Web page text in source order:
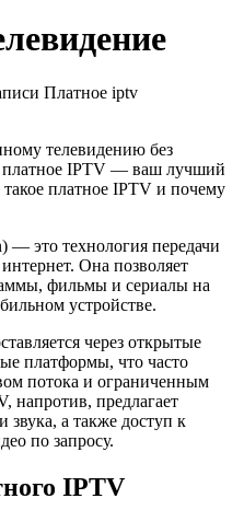
Платное iptv
телевидению без
платное IPTV — ваш лучший
платное IPTV и почему
— это технология передачи
Она позволяет
фильмы и сериалы на
устройстве.
через открытые
платформы, что часто
потока и ограниченным
напротив, предлагает
звука, а также доступ к
по запросу.
IPTV